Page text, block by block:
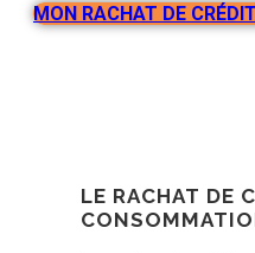
MON RACHAT DE
LE RACHAT DE